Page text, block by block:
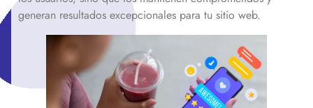
generan resultados excepcionales para tu sitio web.